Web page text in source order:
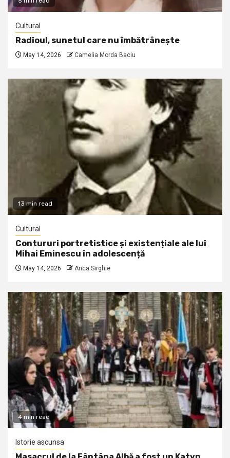
Cultural
Radioul, sunetul care nu îmbătrânește
May 14, 2026 Camelia Morda Baciu
13 min read
Cultural
Contururi portretistice și existențiale ale lui
Mihai Eminescu în adolescență
May 14, 2026 Anca Sirghie
4 min read
Istorie ascunsa